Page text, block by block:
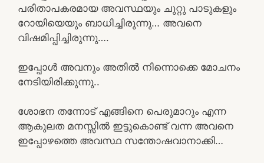
പരിതാപകരമായ അവസ്ഥയും ചുറ്റു പാടുകളും
റോയിയെയും ബാധിച്ചിരുന്നു… അവനെ
വിഷമിപ്പിച്ചിരുന്നു….
ഇപ്പോൾ അവനും അതിൽ നിന്നൊക്കെ മോചനം
നേടിയിരിക്കുന്നു..
ശോഭന തന്നോട് എങ്ങിനെ പെരുമാറും എന്ന
ആകുലത മനസ്സിൽ ഇട്ടുകൊണ്ട് വന്ന അവനെ
ഇപ്പോഴത്തെ അവസ്ഥ സന്തോഷവാനാക്കി…